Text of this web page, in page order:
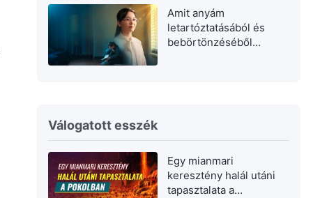
Amit anyám
letartóztatásából és
bebörtönzéséből
Válogatott esszék
Egy mianmari
keresztény halál utáni
tapasztalata a